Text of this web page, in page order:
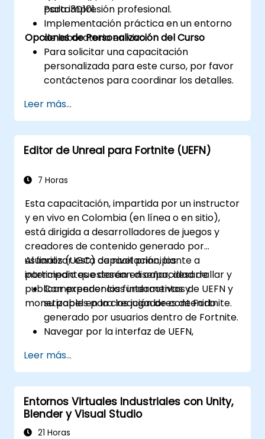
para impresión profesional.
Psdto3D101.
Implementación práctica en un entorno
de laboratorio en vivo.
Opciones de Personalización del Curso
Para solicitar una capacitación
personalizada para este curso, por favor
contáctenos para coordinar los detalles.
Leer más...
Editor de Unreal para Fortnite (UEFN)
7 Horas
Esta capacitación, impartida por un instructor
y en vivo en Colombia (en línea o en sitio),
está dirigida a desarrolladores de juegos y
creadores de contenido generado por
usuarios (UGC) de nivel principiante a
intermedio que desean diseñar, desarrollar y
publicar experiencias interactivas y
monetizables para los jugadores de Fortnite.
Al finalizar esta capacitación, los
participantes estarán en capacidad de:
Comprender los fundamentos de UEFN y
su papel en la creación de contenido
generado por usuarios dentro de Fortnite.
Navegar por la interfaz de UEFN,
de manera efectiva.
Desarrollar y publicar experiencias
personalizadas para Fortnite utilizando
herramientas de construcción de mundos
y diseño de paisajes.
Aplicar conceptos básicos de
Leer más...
Entornos Virtuales Industriales con Unity,
Blender y Visual Studio
21 Horas